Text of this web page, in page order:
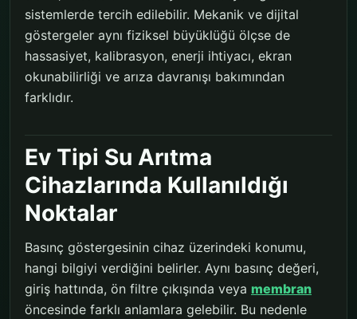
sistemlerde tercih edilebilir. Mekanik ve dijital
göstergeler aynı fiziksel büyüklüğü ölçse de
hassasiyet, kalibrasyon, enerji ihtiyacı, ekran
okunabilirliği ve arıza davranışı bakımından
farklıdır.
Ev Tipi Su Arıtma
Cihazlarında Kullanıldığı
Noktalar
Basınç göstergesinin cihaz üzerindeki konumu,
hangi bilgiyi verdiğini belirler. Aynı basınç değeri,
giriş hattında, ön filtre çıkışında veya membran
öncesinde farklı anlamlara gelebilir. Bu nedenle